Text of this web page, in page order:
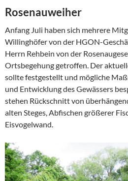
Rosenauweiher
Anfang Juli haben sich mehrere
Willinghöfer von der HGON-
Herrn Rehbein von der
Ortsbegehung getroffen. Der
sollte festgestellt und mögliche
und Entwicklung des Gewässers
stehen Rückschnitt von
alten Steges, Abfischen größerer
Eisvogelwand.